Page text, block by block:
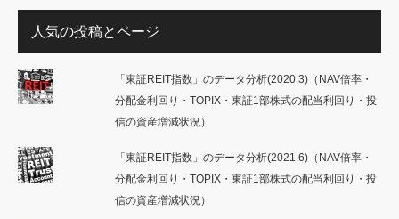
人気の投稿とページ
「東証REIT指数」のデータ分析(2020.3)（NAV倍率・
分配金利回り・TOPIX・東証1部株式の配当利回り・投
信の資産増減状況）
「東証REIT指数」のデータ分析(2021.6)（NAV倍率・
分配金利回り・TOPIX・東証1部株式の配当利回り・投
信の資産増減状況）